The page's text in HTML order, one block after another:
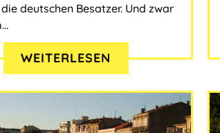
deutschen Besatzer. Und zwar
WEITERLESEN